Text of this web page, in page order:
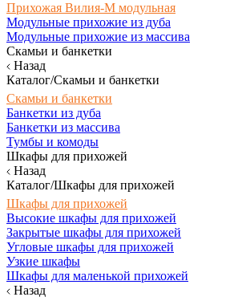
Прихожая Вилия-М модульная
Модульные прихожие из дуба
Модульные прихожие из массива
Скамьи и банкетки
Назад
Каталог/Скамьи и банкетки
Скамьи и банкетки
Банкетки из дуба
Банкетки из массива
Тумбы и комоды
Шкафы для прихожей
Назад
Каталог/Шкафы для прихожей
Шкафы для прихожей
Высокие шкафы для прихожей
Закрытые шкафы для прихожей
Угловые шкафы для прихожей
Узкие шкафы
Шкафы для маленькой прихожей
Назад